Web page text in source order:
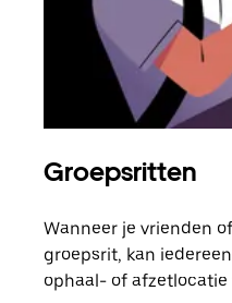
Groepsritten
Wanneer je vrienden
groepsrit, kan
ophaal- of afzetlocatie